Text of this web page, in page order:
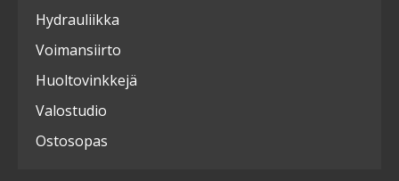
Hydrauliikka
Voimansiirto
Huoltovinkkejä
Valostudio
Ostosopas